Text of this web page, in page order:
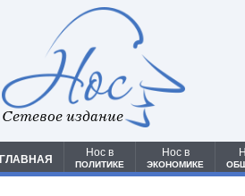
Сетевое издание
ГЛАВНАЯ
Нос в
ПОЛИТИКЕ
Нос в
ЭКОНОМИКЕ